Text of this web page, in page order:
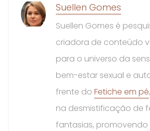
Suellen Gomes
Suellen Gomes é
criadora de conteúdo
para o universo da
bem-estar sexual e
frente do Fetiche em pé
na desmistificação de
fantasias, promovendo